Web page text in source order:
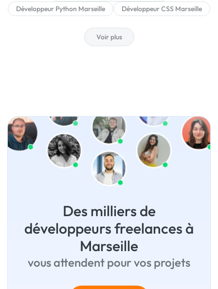
Développeur Python Marseille
Développeur CSS Marseille
Voir plus
Des milliers de
développeurs freelances à
Marseille
vous attendent pour vos projets